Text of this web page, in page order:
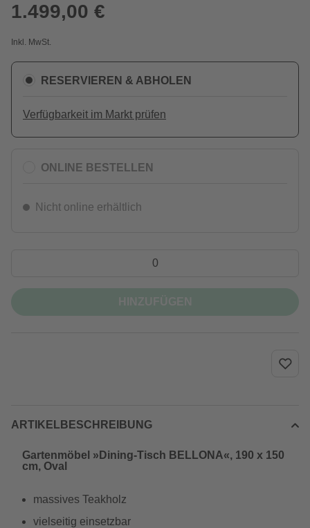
1.499,00 €
Inkl. MwSt.
RESERVIEREN & ABHOLEN
Verfügbarkeit im Markt prüfen
ONLINE BESTELLEN
Nicht online erhältlich
ARTIKELBESCHREIBUNG
Gartenmöbel »Dining-Tisch BELLONA«, 190 x 150
cm, Oval
massives Teakholz
vielseitig einsetzbar